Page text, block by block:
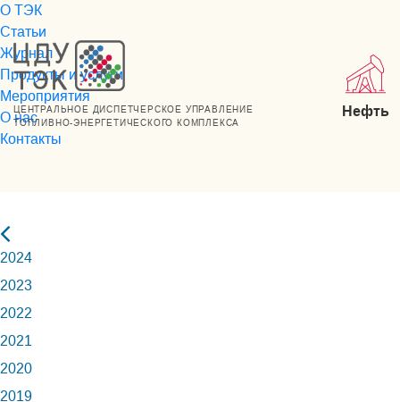
ЦЕНТРАЛЬНОЕ ДИСПЕТЧЕРСКОЕ УПРАВЛЕНИЕ
ТОПЛИВНО-ЭНЕРГЕТИЧЕСКОГО КОМПЛЕКСА
Нефть
О ТЭК
Статьи
Журнал
Продукты и услуги
Мероприятия
О нас
Контакты
2024
2023
2022
2021
2020
2019